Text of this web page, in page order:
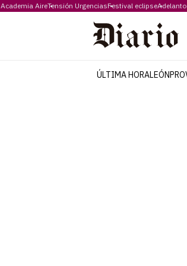
Academia AireTensión UrgenciasFestival eclipse
ÚLTIMA HORALEÓN